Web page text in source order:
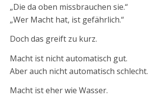
„Die da oben missbrauchen sie.“
„Wer Macht hat, ist gefährlich.“
Doch das greift zu kurz.
Macht ist nicht automatisch gut.
Aber auch nicht automatisch schlecht.
Macht ist eher wie Wasser.